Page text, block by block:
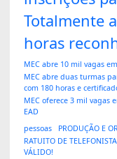
Totalmente
horas
MEC abre 10 mil vagas
MEC abre duas turmas
com 180 horas e
MEC oferece 3 mil vagas
EAD
pessoas
PRODUÇÃO E
RATUITO DE
VÁLIDO!